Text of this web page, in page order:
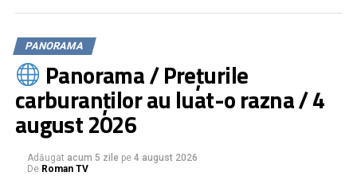
PANORAMA
Panorama / Prețurile
carburanților au luat-o razna / 4
august 2026
Adăugat acum 5 zile pe 4 august 2026
De Roman TV